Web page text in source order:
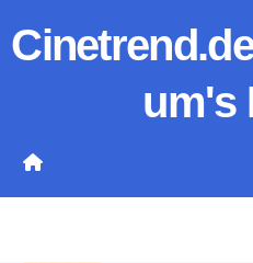
Inhalt
um's